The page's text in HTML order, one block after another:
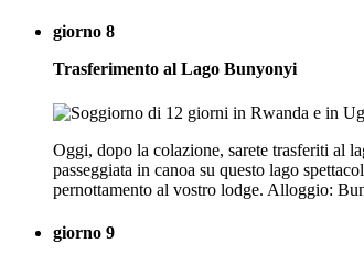
giorno 8
Trasferimento al Lago Bunyonyi
Oggi, dopo la colazione, sarete trasferiti al
passeggiata in canoa su questo lago
pernottamento al vostro lodge. Alloggio:
giorno 9